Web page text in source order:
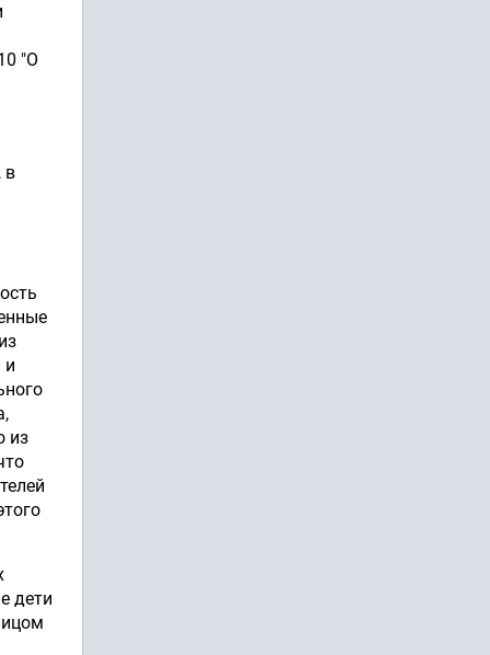
"О
в
и
из
дети